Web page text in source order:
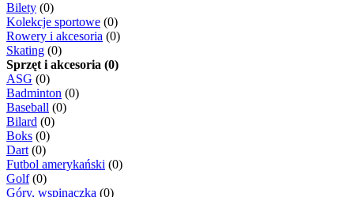
Bilety (0)
Kolekcje sportowe (0)
Rowery i akcesoria (0)
Skating (0)
Sprzęt i akcesoria (0)
ASG (0)
Badminton (0)
Baseball (0)
Bilard (0)
Boks (0)
Dart (0)
Futbol amerykański (0)
Golf(0)
Góry, wspinaczka (0)